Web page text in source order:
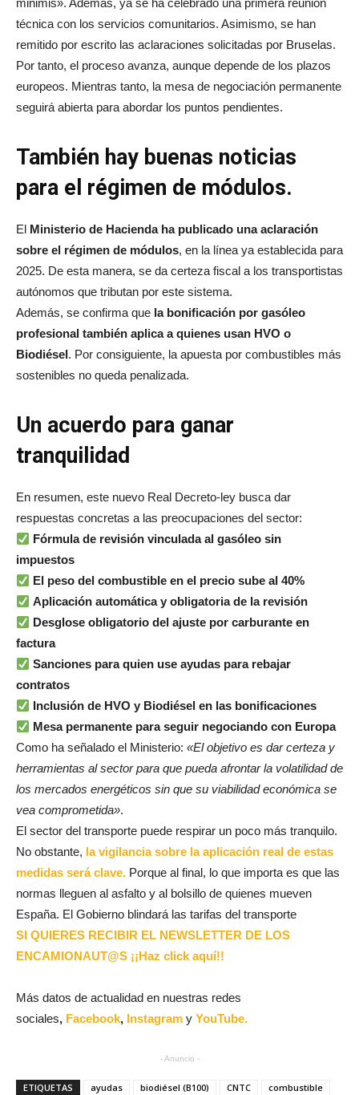
minimis». Además, ya se ha celebrado una primera reunión
técnica con los servicios comunitarios. Asimismo, se han
remitido por escrito las aclaraciones solicitadas por Bruselas.
Por tanto, el proceso avanza, aunque depende de los plazos
europeos. Mientras tanto, la mesa de negociación permanente
seguirá abierta para abordar los puntos pendientes.
También hay buenas noticias
para el régimen de módulos.
El Ministerio de Hacienda ha publicado una aclaración
sobre el régimen de módulos, en la línea ya establecida para
2025. De esta manera, se da certeza fiscal a los transportistas
autónomos que tributan por este sistema.
Además, se confirma que la bonificación por gasóleo
profesional también aplica a quienes usan HVO o
Biodiésel. Por consiguiente, la apuesta por combustibles más
sostenibles no queda penalizada.
Un acuerdo para ganar
tranquilidad
En resumen, este nuevo Real Decreto-ley busca dar
respuestas concretas a las preocupaciones del sector:
Fórmula de revisión vinculada al gasóleo sin
impuestos
El peso del combustible en el precio sube al 40%
Aplicación automática y obligatoria de la revisión
Desglose obligatorio del ajuste por carburante en
factura
Sanciones para quien use ayudas para rebajar
contratos
Inclusión de HVO y Biodiésel en las bonificaciones
Mesa permanente para seguir negociando con Europa
Como ha señalado el Ministerio: «El objetivo es dar certeza y
herramientas al sector para que pueda afrontar la volatilidad de
los mercados energéticos sin que su viabilidad económica se
vea comprometida».
El sector del transporte puede respirar un poco más tranquilo.
No obstante, la vigilancia sobre la aplicación real de estas
medidas será clave. Porque al final, lo que importa es que las
normas lleguen al asfalto y al bolsillo de quienes mueven
España. El Gobierno blindará las tarifas del transporte
SI QUIERES RECIBIR EL NEWSLETTER DE LOS
ENCAMIONAUT@S ¡¡Haz click aquí!!
Más datos de actualidad en nuestras redes
sociales, Facebook, Instagram y YouTube.
- Anuncio -
ETIQUETAS ayudas biodiésel (B100) CNTC
combustible